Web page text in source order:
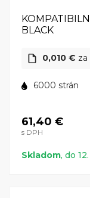
BLACK
0,010 €
6000 strán
61,40 €
s DPH
Skladom, do